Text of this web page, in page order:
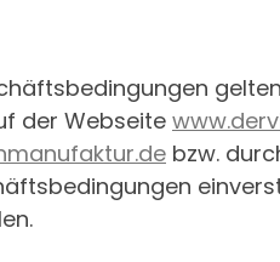
der Webseite
bzw.